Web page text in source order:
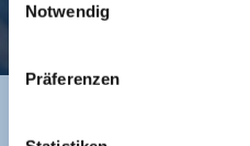
Notwendig
Präferenzen